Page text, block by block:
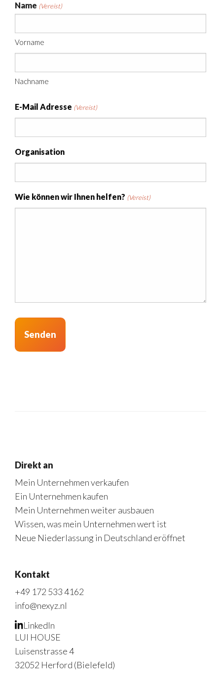
Name (Vereist)
Vorname
Nachname
E-Mail Adresse (Vereist)
Organisation
Wie können wir Ihnen helfen? (Vereist)
Direkt an
Mein Unternehmen verkaufen
Ein Unternehmen kaufen
Mein Unternehmen weiter ausbauen
Wissen, was mein Unternehmen wert ist
Neue Niederlassung in Deutschland eröffnet
Kontakt
+49 172 533 4162
info@nexyz.nl
LinkedIn
LUI HOUSE
Luisenstrasse 4
32052 Herford (Bielefeld)